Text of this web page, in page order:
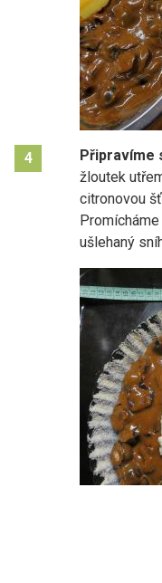
4 Připravíme
žloutek
citronovou
ušlehaný